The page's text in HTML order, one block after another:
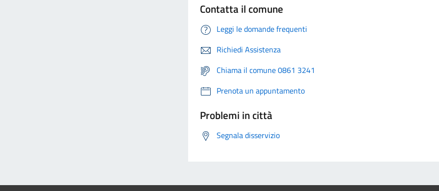
Contatta il comune
Leggi le domande frequenti
Richiedi Assistenza
Chiama il comune 0861 3241
Prenota un appuntamento
Problemi in città
Segnala disservizio